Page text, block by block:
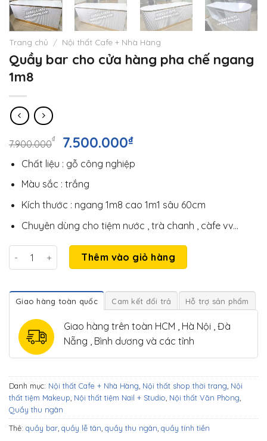
Trang chủ / Nội thất Cafe + Nhà Hàng
Quầy bar cho cửa hàng pha chế ngang
1m8
7.900.000₫
Giá
gốc
là:
7.900.000₫.
7.500.000₫Giá
tại
7.500.000₫.
Chất liệu : gỗ công nghiệp
Màu sắc : trắng
Kích thước : ngang 1m8 cao 1m1 sâu 60cm
Chuyên dùng cho tiệm nước , trà chanh , càfe vv…
Quầy bar cho cửa hàng pha chế ngang 1m8 số lượng
Thêm vào giỏ hàng
Giao hàng toàn quốc Cam kết đổi trả Hỗ trợ sản phẩm
Giao hàng trên toàn HCM , Hà Nội , Đà
Nẵng , Bình dương và các tỉnh
Danh mục: Nội thất Cafe + Nhà Hàng, Nội thất shop thời trang, Nội
thất tiệm Makeup, Nội thất tiệm Nail + Studio, Nội thất Văn Phòng,
Quầy thu ngân
Thẻ: quầy bar, quầy lễ tân, quầy thu ngân, quầy tính tiền